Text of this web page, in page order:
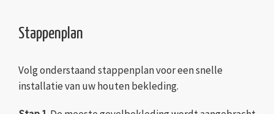
Stappenplan
Volg onderstaand stappenplan voor een snelle
installatie van uw houten bekleding.